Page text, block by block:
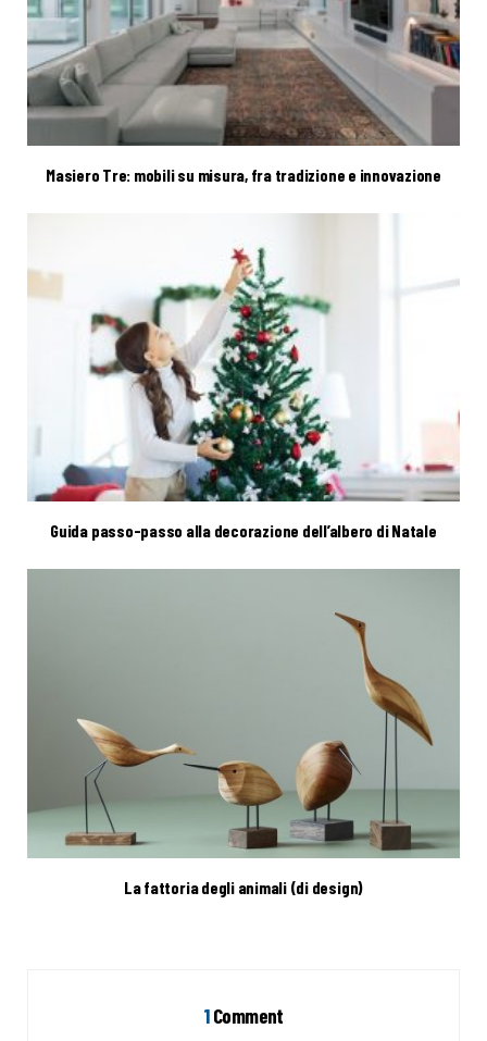
Masiero Tre: mobili su misura, fra tradizione e innovazione
Guida passo-passo alla decorazione dell’albero di Natale
La fattoria degli animali (di design)
1Comment